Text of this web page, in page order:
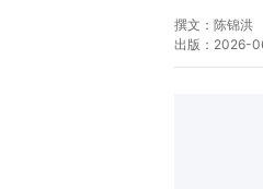
撰文： 陈锦洪
出版： 2026-